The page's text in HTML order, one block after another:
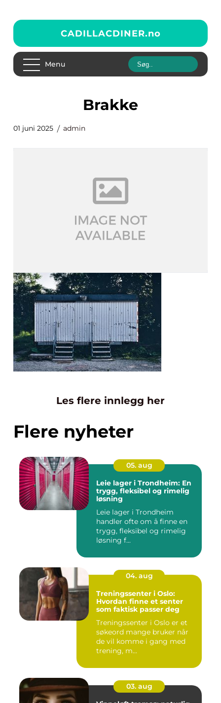
CADILLACDINER.no
Menu
Brakke
01 juni 2025 admin
Les flere innlegg her
Flere nyheter
05. aug
Leie lager i Trondheim: En
trygg, fleksibel og rimelig
løsning
Leie lager i Trondheim
handler ofte om å finne en
trygg, fleksibel og rimelig
løsning f...
04. aug
Treningssenter i Oslo:
Hvordan finne et senter
som faktisk passer deg
Treningssenter i Oslo er et
søkeord mange bruker når
de vil komme i gang med
trening, m...
03. aug